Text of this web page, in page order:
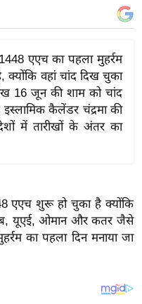
एएच का पहला मुहर्रम
क्योंकि वहां चांद दिख चुका
16 जून की शाम को चांद
कैलेंडर चंद्रमा की
में तारीखों के अंतर का
एएच शुरू हो चुका है क्योंकि
यूएई, ओमान और कतर जैसे
का पहला दिन मनाया जा